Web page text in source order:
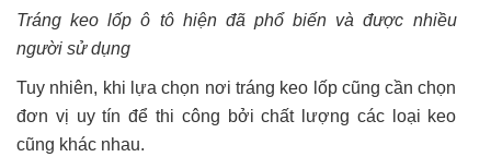
Tráng keo lốp ô tô hiện đã phổ biến và được nhiều
người sử dụng
Tuy nhiên, khi lựa chọn nơi tráng keo lốp cũng cần chọn
đơn vị uy tín để thi công bởi chất lượng các loại keo
cũng khác nhau.